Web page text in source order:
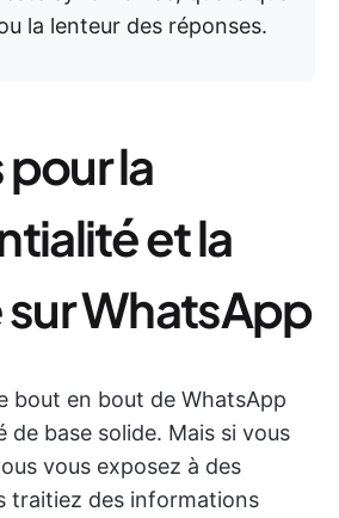
la lenteur des réponses.
la
et la
WhatsApp
bout en bout de WhatsApp
de base solide. Mais si vous
vous exposez à des
traitiez des informations